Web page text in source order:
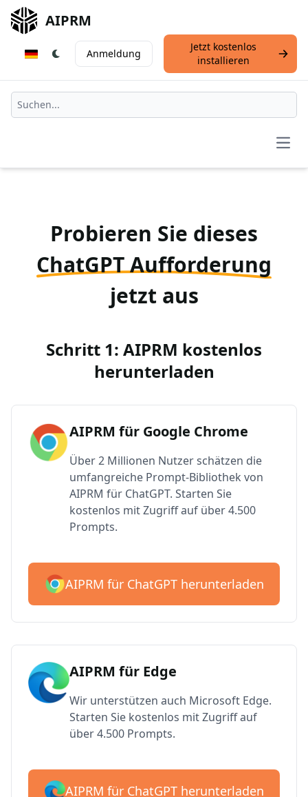
AIPRM
Anmeldung
Jetzt kostenlos
installieren
Probieren Sie dieses
ChatGPT Aufforderung
jetzt aus
Schritt 1: AIPRM kostenlos
herunterladen
AIPRM für Google Chrome
Über 2 Millionen Nutzer schätzen die
umfangreiche Prompt-Bibliothek von
AIPRM für ChatGPT. Starten Sie
kostenlos mit Zugriff auf über 4.500
Prompts.
AIPRM für ChatGPT herunterladen
AIPRM für Edge
Wir unterstützen auch Microsoft Edge.
Starten Sie kostenlos mit Zugriff auf
über 4.500 Prompts.
AIPRM für ChatGPT herunterladen